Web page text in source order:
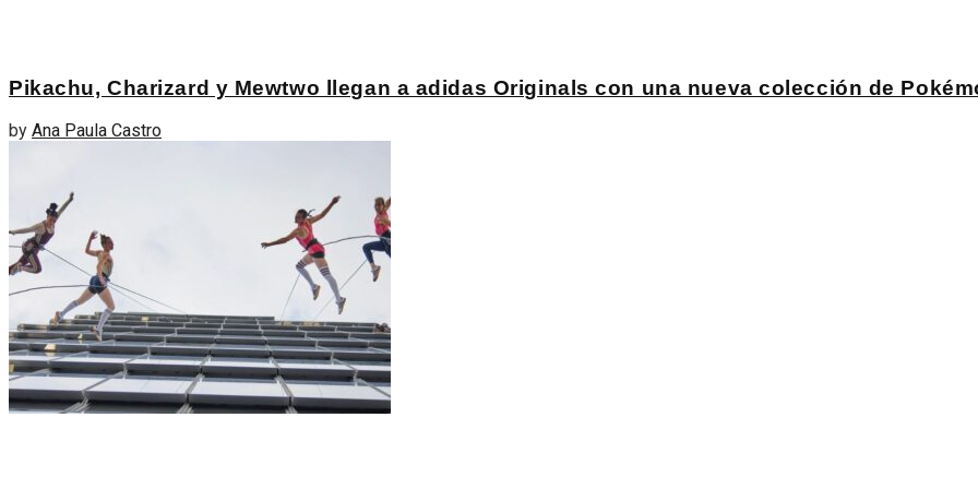
Pikachu, Charizard y Mewtwo llegan a adidas Originals con una nueva colección de
by Ana Paula Castro